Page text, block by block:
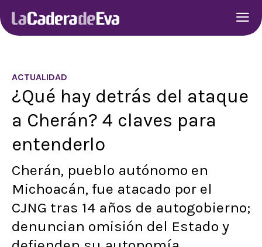
ACTUALIDAD
¿Qué hay detrás del ataque
a Cherán? 4 claves para
entenderlo
Cherán, pueblo autónomo en
Michoacán, fue atacado por el
CJNG tras 14 años de autogobierno;
denuncian omisión del Estado y